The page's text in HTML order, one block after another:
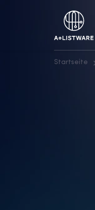
Startseite